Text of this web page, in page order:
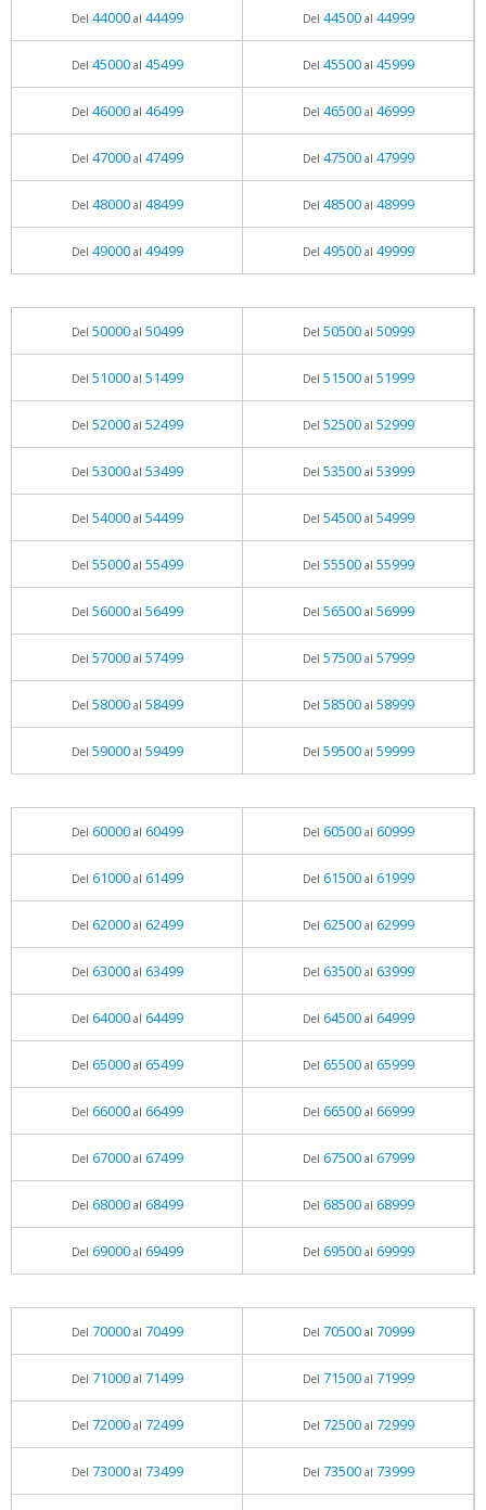
Del 44000al 44499 Del 44500al 44999
Del 45000al 45499 Del 45500al 45999
Del 46000al 46499 Del 46500al 46999
Del 47000al 47499 Del 47500al 47999
Del 48000al 48499 Del 48500al 48999
Del 49000al 49499 Del 49500al 49999
Del 50000al 50499 Del 50500al 50999
Del 51000al 51499 Del 51500al 51999
Del 52000al 52499 Del 52500al 52999
Del 53000al 53499 Del 53500al 53999
Del 54000al 54499 Del 54500al 54999
Del 55000al 55499 Del 55500al 55999
Del 56000al 56499 Del 56500al 56999
Del 57000al 57499 Del 57500al 57999
Del 58000al 58499 Del 58500al 58999
Del 59000al 59499 Del 59500al 59999
Del 60000al 60499 Del 60500al 60999
Del 61000al 61499 Del 61500al 61999
Del 62000al 62499 Del 62500al 62999
Del 63000al 63499 Del 63500al 63999
Del 64000al 64499 Del 64500al 64999
Del 65000al 65499 Del 65500al 65999
Del 66000al 66499 Del 66500al 66999
Del 67000al 67499 Del 67500al 67999
Del 68000al 68499 Del 68500al 68999
Del 69000al 69499 Del 69500al 69999
Del 70000al 70499 Del 70500al 70999
Del 71000al 71499 Del 71500al 71999
Del 72000al 72499 Del 72500al 72999
Del 73000al 73499 Del 73500al 73999